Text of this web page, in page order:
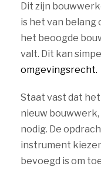
Dit zijn
is het van belang
het beoogde
valt. Dit kan
omgevingsrecht.
Staat vast dat
nieuw
nodig. De
instrument
bevoegd is om